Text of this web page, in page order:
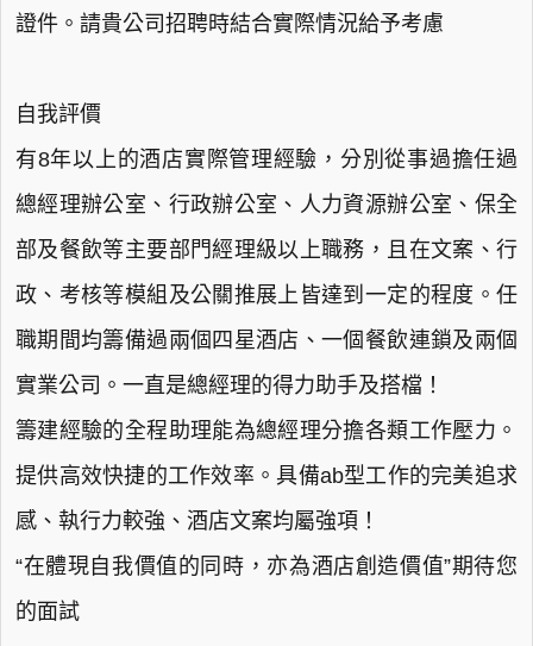
證件。請貴公司招聘時結合實際情況給予考慮
自我評價
有8年以上的酒店實際管理經驗，分別從事過擔任過
總經理辦公室、行政辦公室、人力資源辦公室、保全
部及餐飲等主要部門經理級以上職務，且在文案、行
政、考核等模組及公關推展上皆達到一定的程度。任
職期間均籌備過兩個四星酒店、一個餐飲連鎖及兩個
實業公司。一直是總經理的得力助手及搭檔！
籌建經驗的全程助理能為總經理分擔各類工作壓力。
提供高效快捷的工作效率。具備ab型工作的完美追求
感、執行力較強、酒店文案均屬強項！
“在體現自我價值的同時，亦為酒店創造價值”期待您
的面試